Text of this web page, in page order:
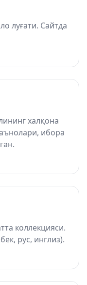
луғати. Сайтда
халқона
ибора
коллекцияси.
рус, инглиз).